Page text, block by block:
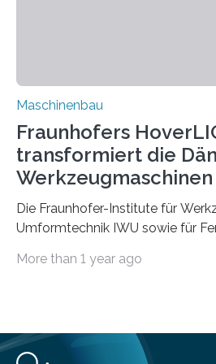
Maschinenbau
Fraunhofers
transformiert die
Werkzeugmaschinen
Die Fraunhofer-Institute für
Umformtechnik IWU sowie für
Durchbruch in der
partikelgefüllten Hohlkugeln
More than 1 year ago